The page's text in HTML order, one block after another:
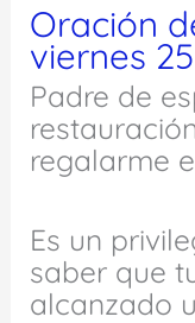
Oración
viernes
Padre de
regalarme
Es un
saber que
alcanzado